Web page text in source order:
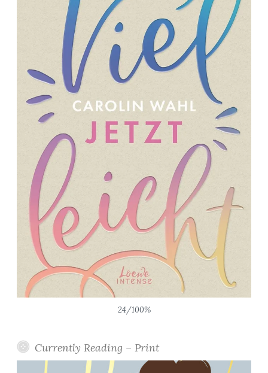
24/100%
Currently Reading – Print